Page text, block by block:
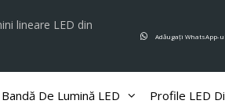
lineare LED din
Adăugați WhatsApp-
Bandă De Lumină LED Profile LED